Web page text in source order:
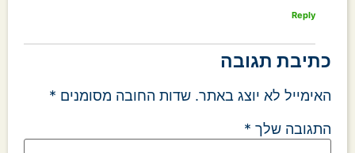
Reply
כתיבת תגובה
האימייל לא יוצג באתר. שדות החובה מסומנים *
התגובה שלך *